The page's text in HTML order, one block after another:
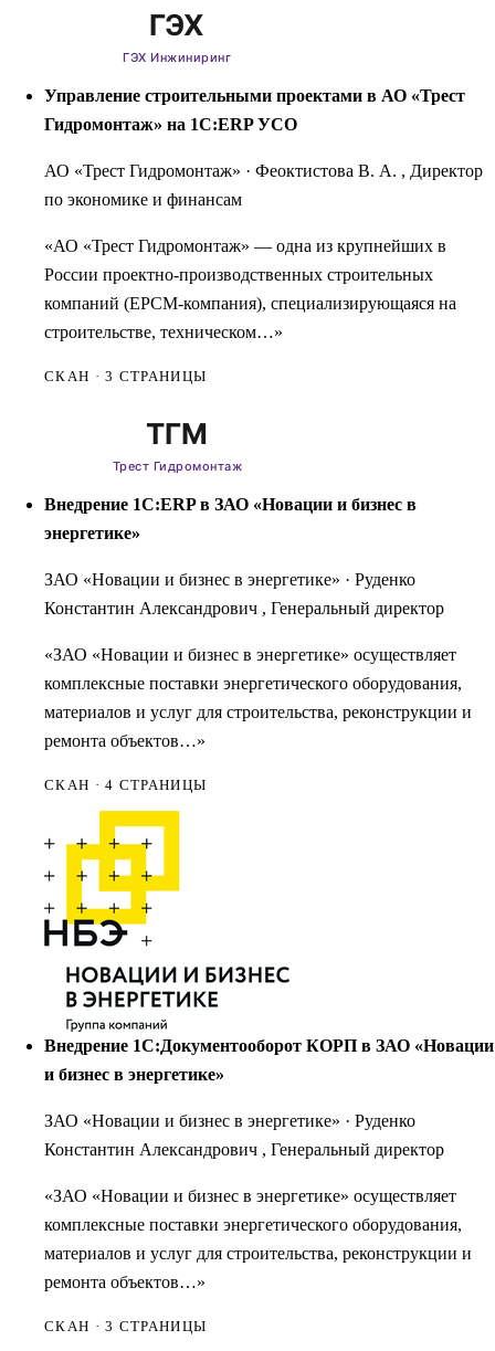
Управление строительными проектами в АО «Трест
Гидромонтаж» на 1С:ERP УСО
АО «Трест Гидромонтаж» · Феоктистова В. А. , Директор
по экономике и финансам
«АО «Трест Гидромонтаж» — одна из крупнейших в
России проектно-производственных строительных
компаний (EPCM-компания), специализирующаяся на
строительстве, техническом…»
СКАН · 3 СТРАНИЦЫ
Внедрение 1С:ERP в ЗАО «Новации и бизнес в
энергетике»
ЗАО «Новации и бизнес в энергетике» · Руденко
Константин Александрович , Генеральный директор
«ЗАО «Новации и бизнес в энергетике» осуществляет
комплексные поставки энергетического оборудования,
материалов и услуг для строительства, реконструкции и
ремонта объектов…»
СКАН · 4 СТРАНИЦЫ
Внедрение 1С:Документооборот КОРП в ЗАО «Новации
и бизнес в энергетике»
ЗАО «Новации и бизнес в энергетике» · Руденко
Константин Александрович , Генеральный директор
«ЗАО «Новации и бизнес в энергетике» осуществляет
комплексные поставки энергетического оборудования,
материалов и услуг для строительства, реконструкции и
ремонта объектов…»
СКАН · 3 СТРАНИЦЫ